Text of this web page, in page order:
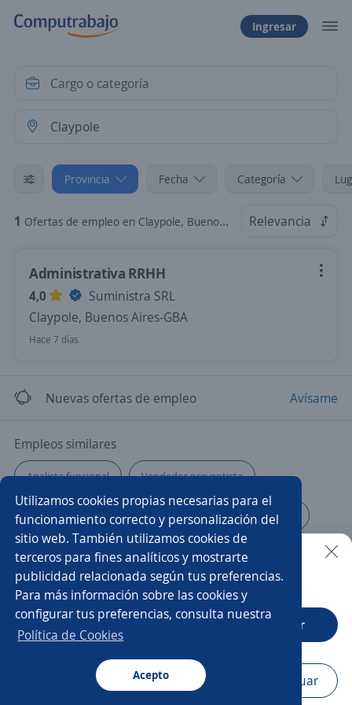
Utilizamos cookies propias necesarias para el
funcionamiento correcto y personalización del
sitio web. También utilizamos cookies de
terceros para fines analíticos y mostrarte
publicidad relacionada según tus preferencias.
Para más información sobre las cookies y
configurar tus preferencias, consulta nuestra
Política de Cookies
Acepto
Ingresar
Provincia Fecha Categoría
1 Ofertas de empleo en Claypole, Buenos Aires-GBA Relevancia
Administrativa RRHH
4,0
Suministra SRL
Claypole, Buenos Aires-GBA
Hace 7 días
Nuevas ofertas de empleo Avísame
Empleos similares
Analista funcional Vendedor preventista
Pastelero/a Asesor/a comercial Recepcionista
Operario/a Contable administrativo
Vendedor/a técnico Asesor/a comercial freelance
Camarero/a Asesor/a Analista
Administrativo seguros Representante comercial
Buscar es más fácil en la app
CT App Abrir
Navegador Continuar